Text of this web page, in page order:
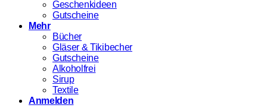
Geschenkideen
Gutscheine
Mehr
Bücher
Gläser & Tikibecher
Gutscheine
Alkoholfrei
Sirup
Textile
Anmelden